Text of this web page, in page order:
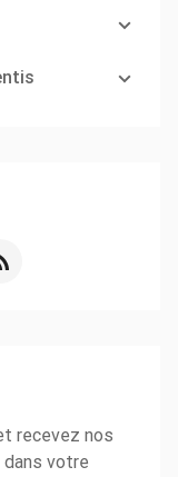
recevez nos
votre